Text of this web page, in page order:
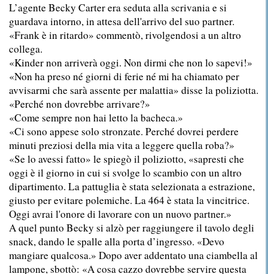
L’agente Becky Carter era seduta alla scrivania e si
guardava intorno, in attesa dell'arrivo del suo partner.
«Frank è in ritardo» commentò, rivolgendosi a un altro
collega.
«Kinder non arriverà oggi. Non dirmi che non lo sapevi!»
«Non ha preso né giorni di ferie né mi ha chiamato per
avvisarmi che sarà assente per malattia» disse la poliziotta.
«Perché non dovrebbe arrivare?»
«Come sempre non hai letto la bacheca.»
«Ci sono appese solo stronzate. Perché dovrei perdere
minuti preziosi della mia vita a leggere quella roba?»
«Se lo avessi fatto» le spiegò il poliziotto, «sapresti che
oggi è il giorno in cui si svolge lo scambio con un altro
dipartimento. La pattuglia è stata selezionata a estrazione,
giusto per evitare polemiche. La 464 è stata la vincitrice.
Oggi avrai l'onore di lavorare con un nuovo partner.»
A quel punto Becky si alzò per raggiungere il tavolo degli
snack, dando le spalle alla porta d’ingresso. «Devo
mangiare qualcosa.» Dopo aver addentato una ciambella al
lampone, sbottò: «A cosa cazzo dovrebbe servire questa